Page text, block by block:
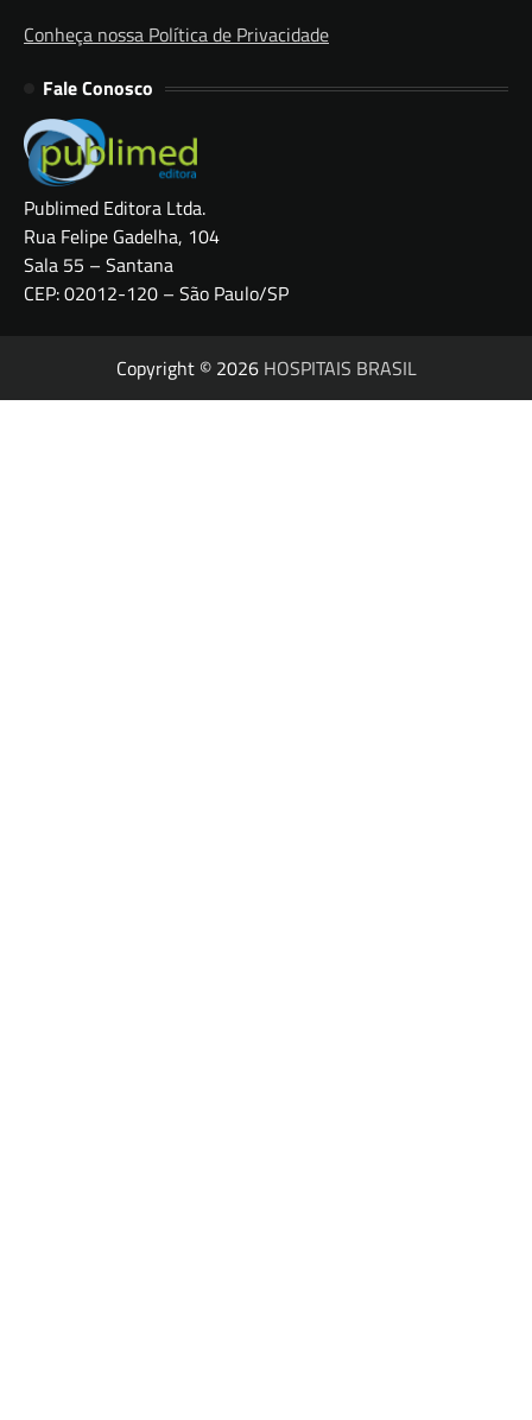
Conheça nossa Política de Privacidade
Fale Conosco
Publimed Editora Ltda.
Rua Felipe Gadelha, 104
Sala 55 – Santana
CEP: 02012-120 – São Paulo/SP
Copyright © 2026 HOSPITAIS BRASIL